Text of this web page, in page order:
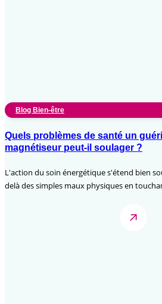
Blog Bien-être
Quels problèmes de santé un
magnétiseur peut-il soulager ?
L'action du soin énergétique s'étend bien
delà des simples maux physiques en